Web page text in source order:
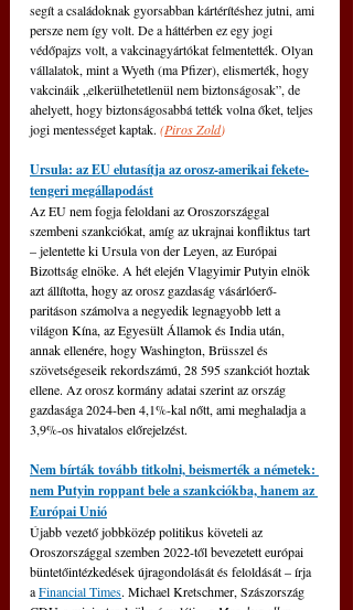
segít a családoknak gyorsabban kártérítéshez jutni, ami
persze nem így volt. De a háttérben ez egy jogi
védőpajzs volt, a vakcinagyártókat felmentették. Olyan
vállalatok, mint a Wyeth (ma Pfizer), elismerték, hogy
vakcináik „elkerülhetetlenül nem biztonságosak”, de
ahelyett, hogy biztonságosabbá tették volna őket, teljes
jogi mentességet kaptak. (Piros Zold)
Ursula: az EU elutasítja az orosz-amerikai fekete-
tengeri megállapodást
Az EU nem fogja feloldani az Oroszországgal
szembeni szankciókat, amíg az ukrajnai konfliktus tart
– jelentette ki Ursula von der Leyen, az Európai
Bizottság elnöke. A hét elején Vlagyimir Putyin elnök
azt állította, hogy az orosz gazdaság vásárlóerő-
paritáson számolva a negyedik legnagyobb lett a
világon Kína, az Egyesült Államok és India után,
annak ellenére, hogy Washington, Brüsszel és
szövetségeseik rekordszámú, 28 595 szankciót hoztak
ellene. Az orosz kormány adatai szerint az ország
gazdasága 2024-ben 4,1%-kal nőtt, ami meghaladja a
3,9%-os hivatalos előrejelzést.
Nem bírták tovább titkolni, beismerték a németek:
nem Putyin roppant bele a szankciókba, hanem az
Európai Unió
Újabb vezető jobbközép politikus követeli az
Oroszországgal szemben 2022-től bevezetett európai
büntetőintézkedések újragondolását és feloldását – írja
a Financial Times. Michael Kretschmer, Szászország